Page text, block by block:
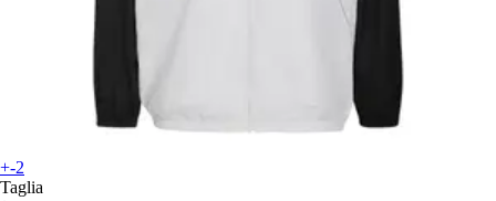
+-2
Taglia